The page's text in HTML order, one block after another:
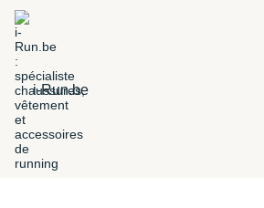
i-Run.be